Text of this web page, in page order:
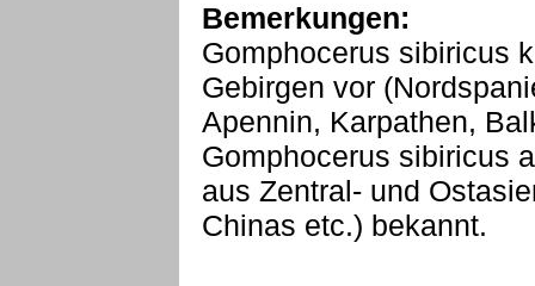
Bemerkungen:
Gomphocerus sibiricus
Gebirgen vor
Apennin, Karpathen,
Gomphocerus sibiricus
aus Zentral- und
Chinas etc.) bekannt.